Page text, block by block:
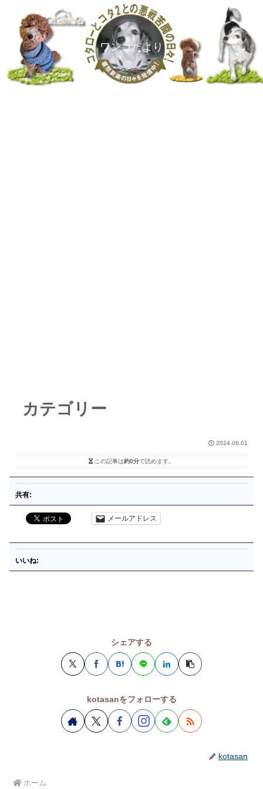
ワンコだより
カテゴリー
2024.06.01
この記事は約0分で読めます。
共有:
メールアドレス
いいね:
シェアする
kotasanをフォローする
kotasan
ホーム